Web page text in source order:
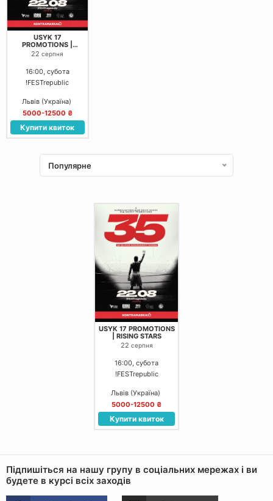
USYK 17
PROMOTIONS |
RISING STARS
22серпня
16:00, субота
!FESTrepublic
Львів (Україна)
5000-12500 ₴
Купити квиток
Популярне
USYK 17 PROMOTIONS
| RISING STARS
22 серпня
16:00, субота
!FESTrepublic
Львів (Україна)
5000-12500 ₴
Купити квиток
Підпишіться на нашу групу в соціальних мережах і ви
будете в курсі всіх заходів